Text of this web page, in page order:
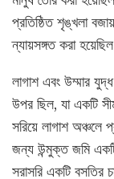
প্রতিষ্ঠিত শৃঙ্খলা
ন্যায়সঙ্গত করা
লাগাশ এবং উম্মার
উপর ছিল, যা একটি
সরিয়ে লাগাশ অঞ্চলে
জন্য উন্মুক্ত জমি
সরাসরি একটি বসতির